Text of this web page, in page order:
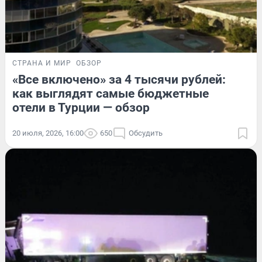
СТРАНА И МИР ОБЗОР
«Все включено» за 4 тысячи рублей:
как выглядят самые бюджетные
отели в Турции — обзор
20 июля, 2026, 16:00 650 Обсудить